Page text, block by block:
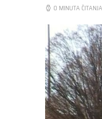
0 MINUTA ČITANJA